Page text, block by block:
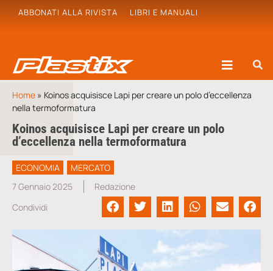
ABBONATI ALLA RIVISTA LIBRI E MANUALI
Home » Koinos acquisisce Lapi per creare un polo d’eccellenza
nella termoformatura
Koinos acquisisce Lapi per creare un polo
d’eccellenza nella termoformatura
ECONOMIA
MERCATO
7 Gennaio 2025
Redazione
Condividi